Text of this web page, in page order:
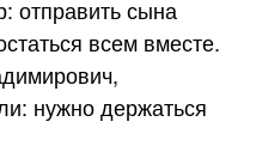
отправить сына
всем вместе.
нужно держаться